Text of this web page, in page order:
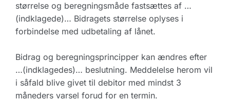
størrelse og beregningsmåde fastsættes af …
(indklagede)… Bidragets størrelse oplyses i
forbindelse med udbetaling af lånet.
Bidrag og beregningsprincipper kan ændres efter
…(indklagedes)… beslutning. Meddelelse herom vil
i såfald blive givet til debitor med mindst 3
måneders varsel forud for en termin.